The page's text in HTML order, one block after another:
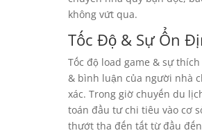
không vứt qua.
Tốc Độ & Sự Ổn
Tốc độ load game & sự
& bình luận của người nhà
xác. Trong giờ chuyến du
toán đầu tư chi tiêu vào cơ
thướt tha đến tất từ đầu